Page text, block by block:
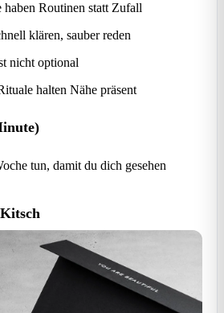
haben Routinen statt Zufall
klären, sauber reden
nicht optional
halten Nähe präsent
tun, damit du dich gesehen